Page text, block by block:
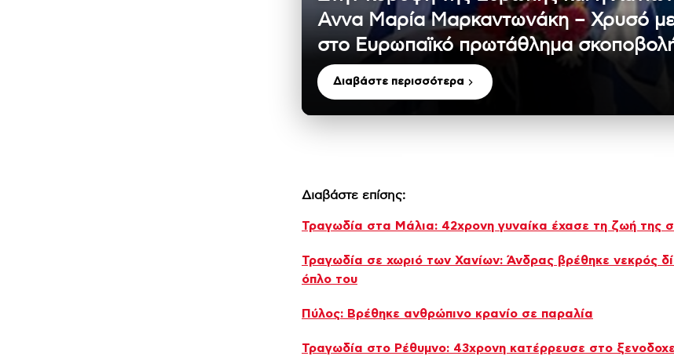
Αννα Μαρία Μαρκαντωνάκη – Χρυσό
στο Ευρωπαϊκό πρωτάθλημα
Διαβάστε περισσότερα
Διαβάστε επίσης:
Τραγωδία στα Μάλια: 42χρονη γυναίκα έχασε τη ζωή της
Τραγωδία σε χωριό των Χανίων: Άνδρας βρέθηκε νεκρός
όπλο του
Πύλος: Βρέθηκε ανθρώπινο κρανίο σε παραλία
Τραγωδία στο Ρέθυμνο: 43χρονη κατέρρευσε στο